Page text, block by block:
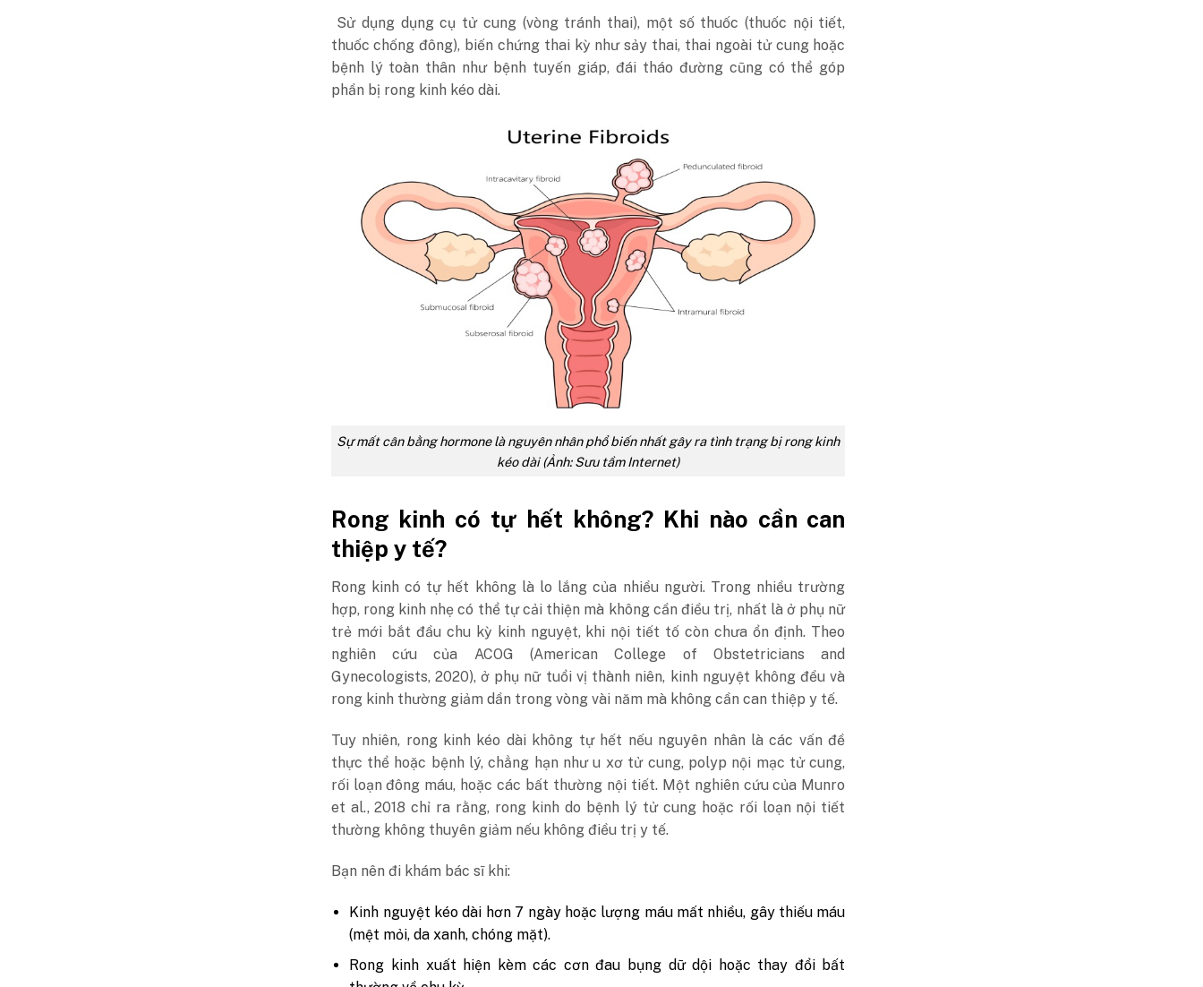
Sử dụng dụng cụ tử cung (vòng tránh thai), một số thuốc (thuốc nội tiết,
thuốc chống đông), biến chứng thai kỳ như sảy thai, thai ngoài tử cung hoặc
bệnh lý toàn thân như bệnh tuyến giáp, đái tháo đường cũng có thể góp
phần bị rong kinh kéo dài.
Sự mất cân bằng hormone là nguyên nhân phổ biến nhất gây ra tình trạng bị rong kinh
kéo dài (Ảnh: Sưu tầm Internet)
Rong kinh có tự hết không? Khi nào cần can
thiệp y tế?
Rong kinh có tự hết không là lo lắng của nhiều người. Trong nhiều trường
hợp, rong kinh nhẹ có thể tự cải thiện mà không cần điều trị, nhất là ở phụ nữ
trẻ mới bắt đầu chu kỳ kinh nguyệt, khi nội tiết tố còn chưa ổn định. Theo
nghiên cứu của ACOG (American College of Obstetricians and
Gynecologists, 2020), ở phụ nữ tuổi vị thành niên, kinh nguyệt không đều và
rong kinh thường giảm dần trong vòng vài năm mà không cần can thiệp y tế.
Tuy nhiên, rong kinh kéo dài không tự hết nếu nguyên nhân là các vấn đề
thực thể hoặc bệnh lý, chẳng hạn như u xơ tử cung, polyp nội mạc tử cung,
rối loạn đông máu, hoặc các bất thường nội tiết. Một nghiên cứu của Munro
et al., 2018 chỉ ra rằng, rong kinh do bệnh lý tử cung hoặc rối loạn nội tiết
thường không thuyên giảm nếu không điều trị y tế.
Bạn nên đi khám bác sĩ khi:
Kinh nguyệt kéo dài hơn 7 ngày hoặc lượng máu mất nhiều, gây thiếu máu
(mệt mỏi, da xanh, chóng mặt).
Rong kinh xuất hiện kèm các cơn đau bụng dữ dội hoặc thay đổi bất